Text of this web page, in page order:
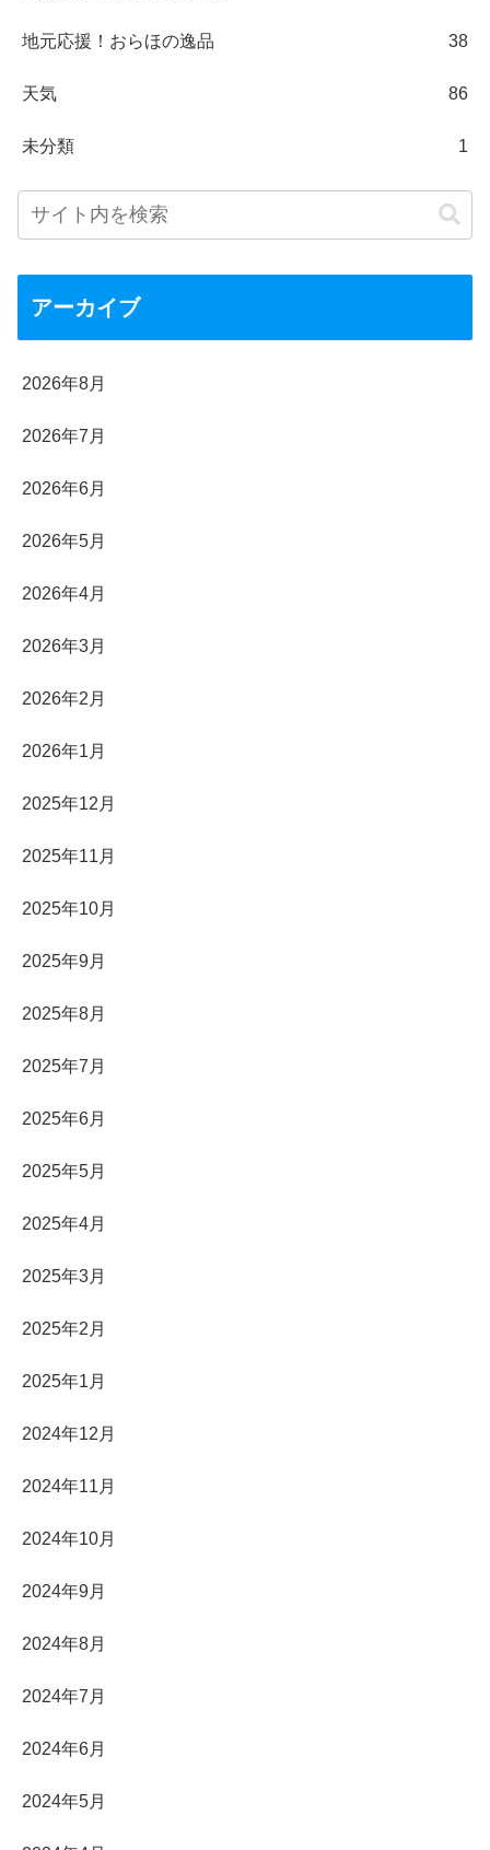
地元応援！おらほの逸品 38
天気 86
未分類 1
アーカイブ
2026年8月
2026年7月
2026年6月
2026年5月
2026年4月
2026年3月
2026年2月
2026年1月
2025年12月
2025年11月
2025年10月
2025年9月
2025年8月
2025年7月
2025年6月
2025年5月
2025年4月
2025年3月
2025年2月
2025年1月
2024年12月
2024年11月
2024年10月
2024年9月
2024年8月
2024年7月
2024年6月
2024年5月